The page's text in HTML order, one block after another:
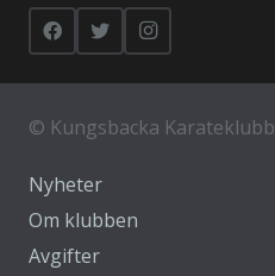
© Kungsbacka Karateklubb
Nyheter
Om klubben
Avgifter